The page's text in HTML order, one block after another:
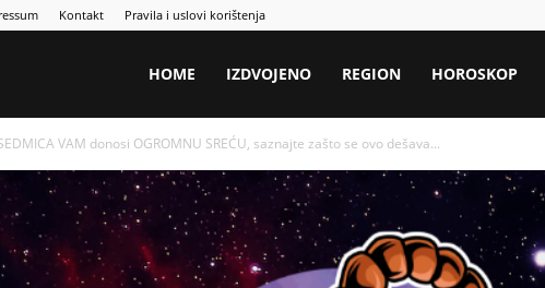
Kontakt Pravila i uslovi korištenja
HOME IZDVOJENO REGION HOROSKOP
SEDMICA VAM donosi OGROMNU SREĆU, saznajte zašto se ovo dešava...